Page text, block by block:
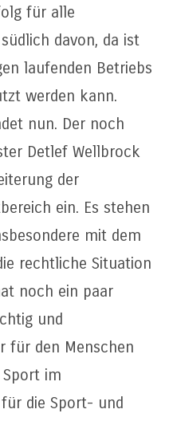
für alle
davon, da ist
laufenden Betriebs
werden kann.
nun. Der noch
Detlef Wellbrock
der
ein. Es stehen
mit dem
rechtliche Situation
noch ein paar
und
für den Menschen
im
die Sport- und